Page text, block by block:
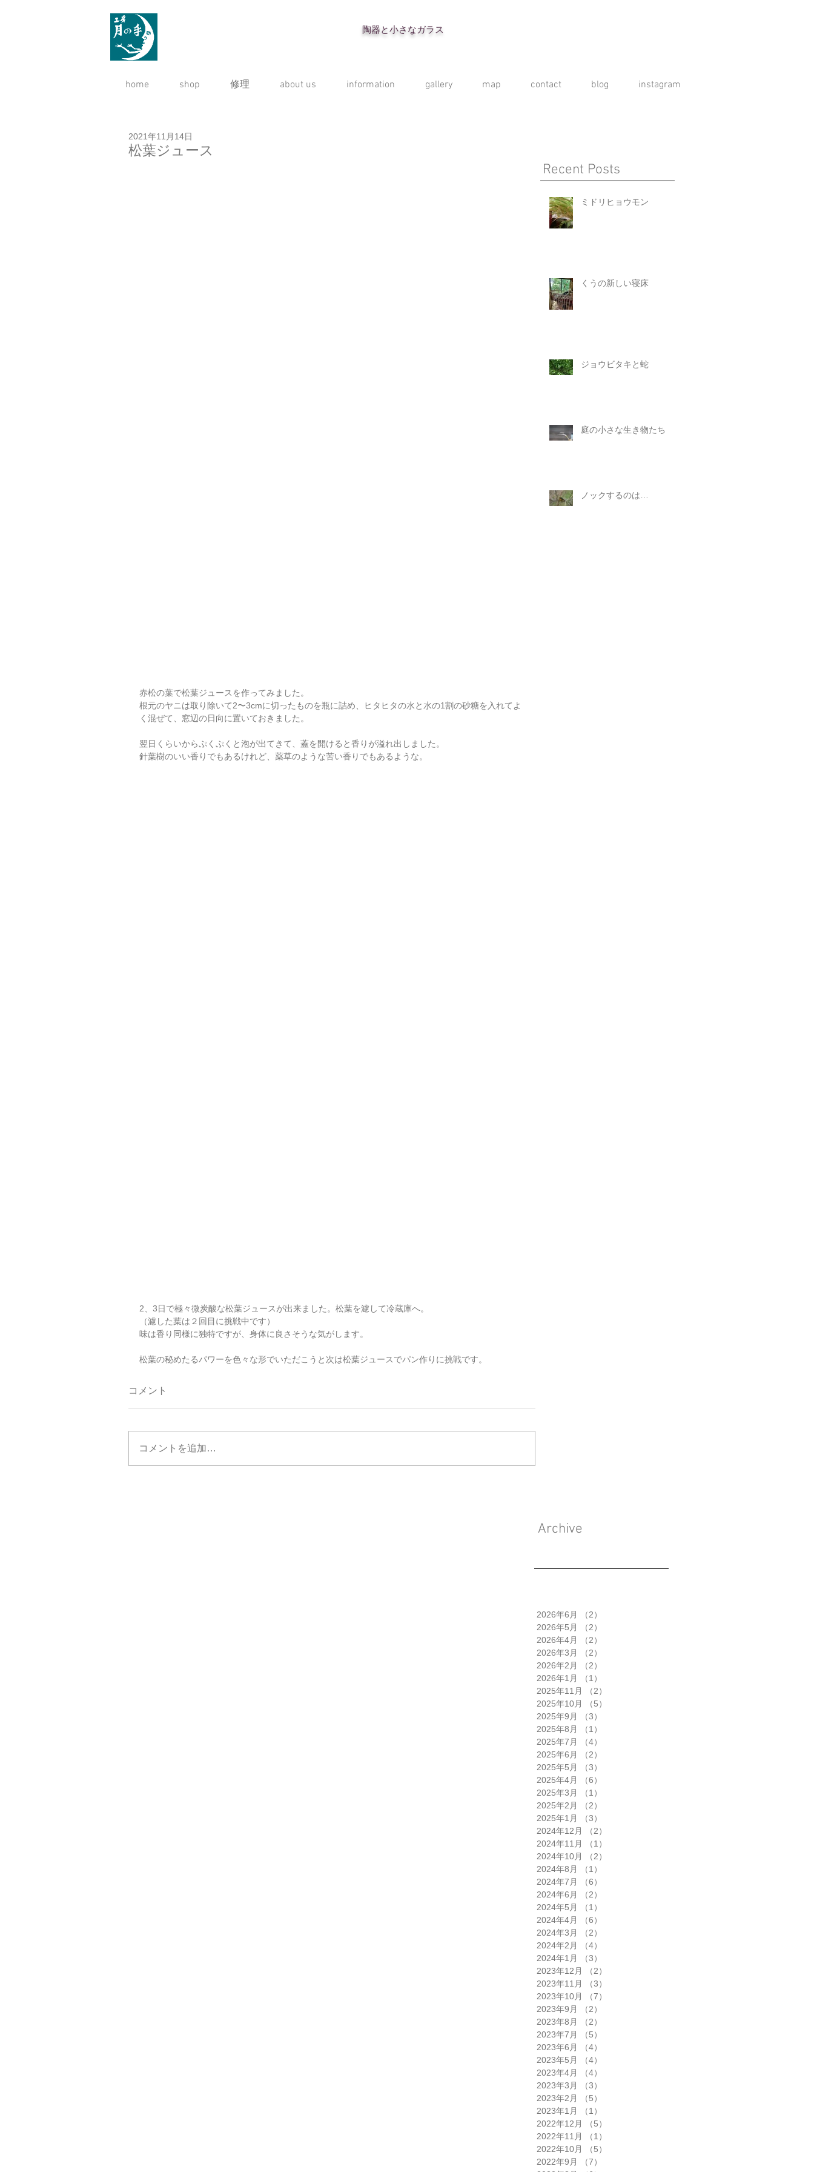
陶器と小さなガラス
home shop 修理 about us information gallery map contact blog instagram
松葉ジュース
2021年11月14日
赤松の葉で松葉ジュースを作ってみました。
根元のヤニは取り除いて2〜3cmに切ったものを瓶に詰め、ヒタヒタの水と水の1割の砂糖を入れてよ
く混ぜて、窓辺の日向に置いておきました。
翌日くらいからぷくぷくと泡が出てきて、蓋を開けると香りが溢れ出しました。
針葉樹のいい香りでもあるけれど、薬草のような苦い香りでもあるような。
2、3日で極々微炭酸な松葉ジュースが出来ました。松葉を濾して冷蔵庫へ。
（濾した葉は２回目に挑戦中です）
味は香り同様に独特ですが、身体に良さそうな気がします。
松葉の秘めたるパワーを色々な形でいただこうと次は松葉ジュースでパン作りに挑戦です。
コメント
コメントを追加…
Recent Posts
ミドリヒョウモン
くうの新しい寝床
ジョウビタキと蛇
庭の小さな生き物たち
ノックするのは…
Archive
2026年6月 （2）
2026年5月
（2）
2026年4月
（2）
2026年3月
（2）
2026年2月
（2）
2026年1月
（1）
2025年11月
（2）
2025年10月
（5）
2025年9月
（3）
2025年8月
（1）
2025年7月
（4）
2025年6月
（2）
2025年5月
（3）
2025年4月
（6）
2025年3月
（1）
2025年2月
（2）
2025年1月
（3）
2024年12月
（2）
2024年11月
（1）
2024年10月
（2）
2024年8月
（1）
2024年7月
（6）
2024年6月
（2）
2024年5月
（1）
2024年4月
（6）
2024年3月
（2）
2024年2月
（4）
2024年1月
（3）
2023年12月
（2）
2023年11月
（3）
2023年10月
（7）
2023年9月
（2）
2023年8月
（2）
2023年7月
（5）
2023年6月
（4）
2023年5月
（4）
2023年4月
（4）
2023年3月
（3）
2023年2月
（5）
2023年1月
（1）
2022年12月
（5）
2022年11月
（1）
2022年10月
（5）
2022年9月
（7）